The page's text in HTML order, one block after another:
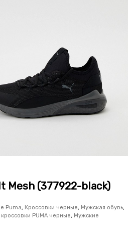
Mesh (377922-black)
Puma, Кроссовки черные, Мужская обувь,
PUMA черные, Мужские